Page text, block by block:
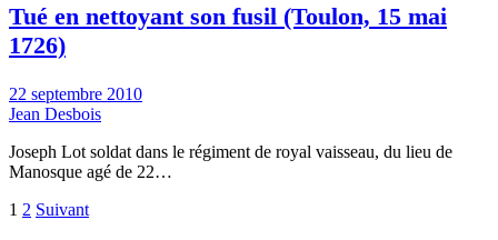
Tué en nettoyant son fusil (Toulon, 15 mai
1726)
22 septembre 2010
Jean Desbois
Joseph Lot soldat dans le régiment de royal vaisseau, du lieu de
Manosque agé de 22…
1 2 Suivant